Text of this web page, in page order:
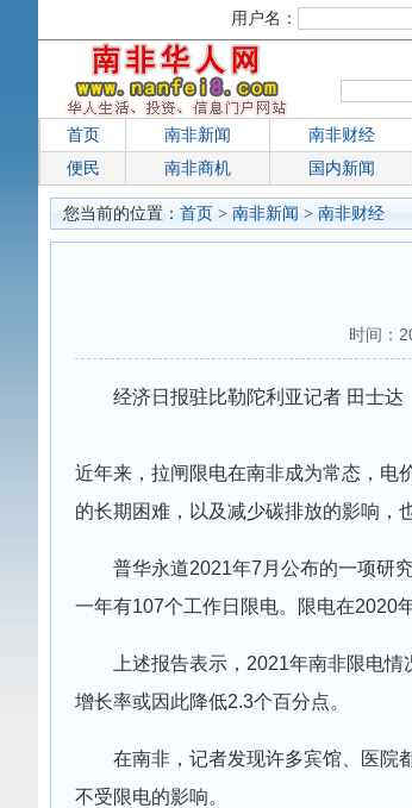
用户名：
首页 南非新闻 南非财经
便民
南非商机 国内新闻
您当前的位置： 首页 > 南非新闻 > 南非财经
时间：
经济日报驻比勒陀利亚记者 田士达
近年来，拉闸限电在南非成为常态，电
的长期困难，以及减少碳排放的影响，
普华永道2021年7月公布的一项研
一年有107个工作日限电。限电在2020
上述报告表示，2021年南非限电
增长率或因此降低2.3个百分点。
在南非，记者发现许多宾馆、医院
不受限电的影响。